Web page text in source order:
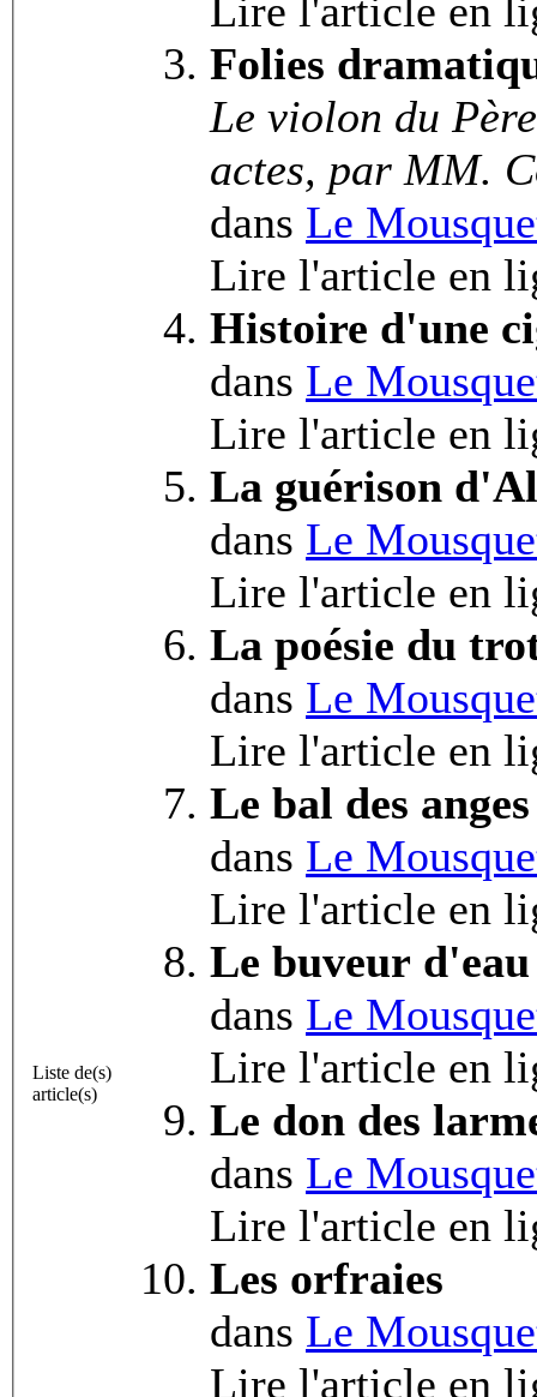
Liste de(s)
article(s)
Lire l'article en
Folies
Le violon du
actes, par MM.
dans Le
Lire l'article en
Histoire d'une
dans Le
Lire l'article en
La guérison
dans Le
Lire l'article en
La poésie du
dans Le
Lire l'article en
Le bal des anges
dans Le
Lire l'article en
Le buveur
dans Le
Lire l'article en
Le don des
dans Le
Lire l'article en
Les orfraies
dans Le
Lire l'article en